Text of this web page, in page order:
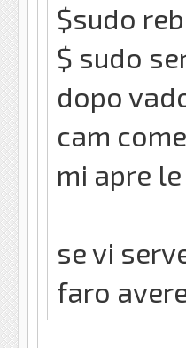
$sudo
$ sudo
dopo
cam
mi apre
se vi
faro